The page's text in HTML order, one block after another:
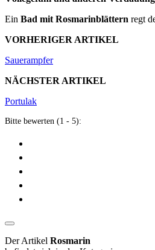
Ein Bad mit Rosmarinblättern regt
VORHERIGER ARTIKEL
Sauerampfer
NÄCHSTER ARTIKEL
Portulak
Bitte bewerten (1 - 5):
Der Artikel Rosmarin